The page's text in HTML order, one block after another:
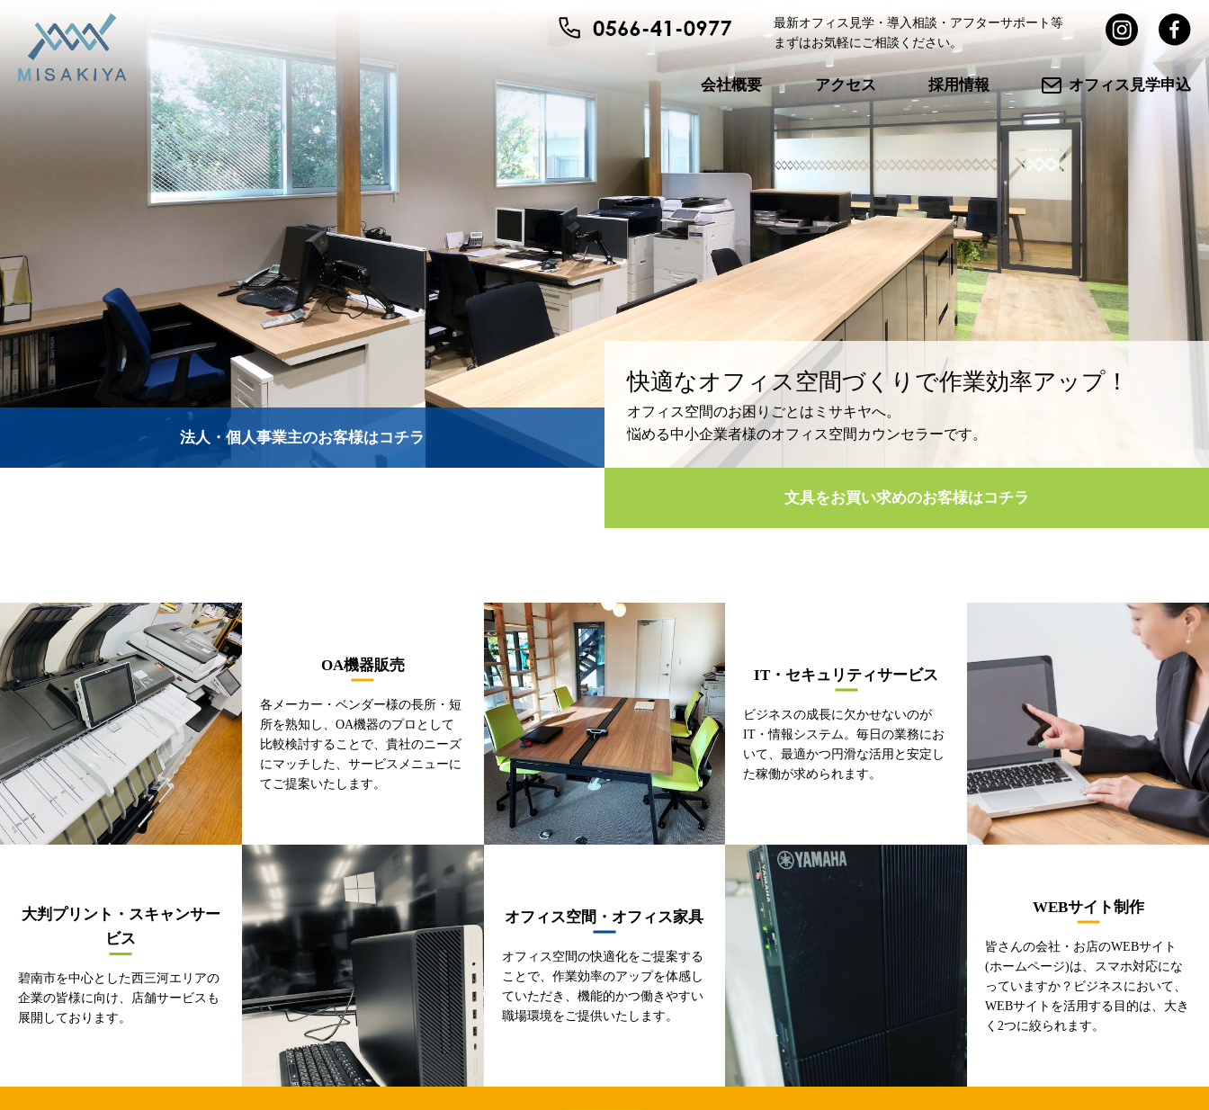
最新オフィス見学・導入相談・アフターサポート等
まずはお気軽にご相談ください。
会社概要 アクセス 採用情報 オフィス見学申込
快適なオフィス空間づくりで作業効率アップ！
オフィス空間のお困りごとはミサキヤへ。
悩める中小企業者様のオフィス空間カウンセラーです。
法人・個人事業主のお客様はコチラ
文具をお買い求めのお客様はコチラ
大判プリント・スキャンサー
ビス
碧南市を中心とした西三河エリアの
企業の皆様に向け、店舗サービスも
展開しております。
OA機器販売
各メーカー・ベンダー様の長所・短
所を熟知し、OA機器のプロとして
比較検討することで、貴社のニーズ
にマッチした、サービスメニューに
てご提案いたします。
オフィス空間・オフィス家具
オフィス空間の快適化をご提案する
ことで、作業効率のアップを体感し
ていただき、機能的かつ働きやすい
職場環境をご提供いたします。
IT・セキュリティサービス
ビジネスの成長に欠かせないのが
IT・情報システム。毎日の業務にお
いて、最適かつ円滑な活用と安定し
た稼働が求められます。
WEBサイト制作
皆さんの会社・お店のWEBサイト
(ホームページ)は、スマホ対応にな
っていますか？ビジネスにおいて、
WEBサイトを活用する目的は、大き
く2つに絞られます。